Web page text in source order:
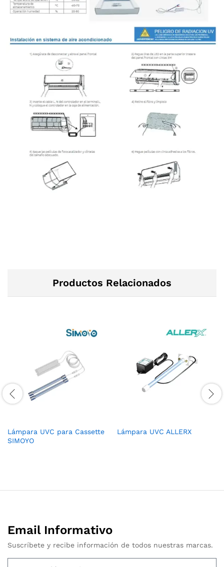
Productos Relacionados
Lámpara UVC para Cassette
SIMOYO
Lámpara UVC ALLERX
Email Informativo
Suscríbete y recibe información de todos nuestras marcas.